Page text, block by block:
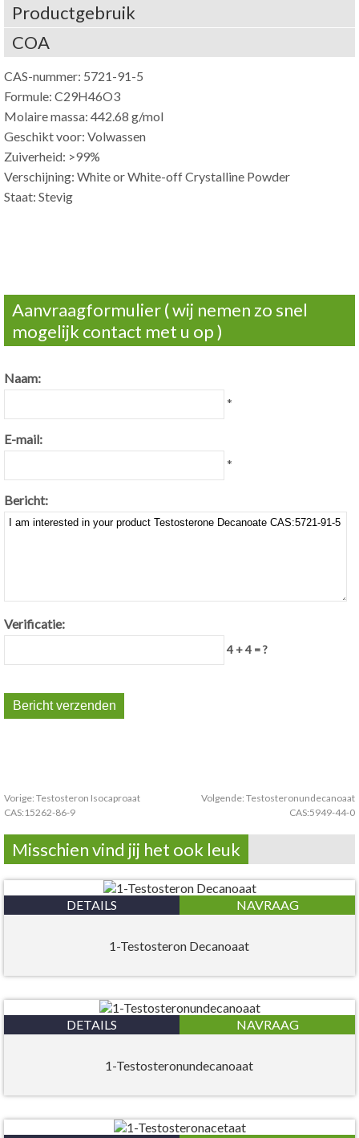
Productgebruik
COA
CAS-nummer: 5721-91-5
Formule: C29H46O3
Molaire massa: 442.68 g/mol
Geschikt voor: Volwassen
Zuiverheid: >99%
Verschijning: White or White-off Crystalline Powder
Staat: Stevig
Aanvraagformulier ( wij nemen zo snel
mogelijk contact met u op )
Naam:
*
E-mail:
*
Bericht:
Verificatie:
4 + 4 = ?
Vorige: Testosteron Isocaproaat
CAS:15262-86-9
Volgende: Testosteronundecanoaat
CAS:5949-44-0
Misschien vind jij het ook leuk
DETAILS NAVRAAG
1-Testosteron Decanoaat
DETAILS NAVRAAG
1-Testosteronundecanoaat